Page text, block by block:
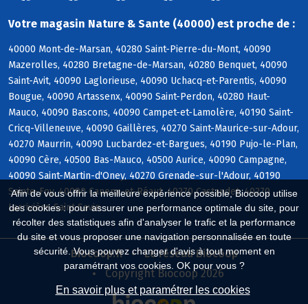
Afin de vous offrir la meilleure expérience possible, Biocoop utilise
des cookies : pour assurer une performance optimale du site, pour
récolter des statistiques afin d'analyser le trafic et la performance
du site et vous proposer une navigation personnalisée en toute
sécurité. Vous pouvez changer d'avis à tout moment en
paramétrant vos cookies. OK pour vous ?
En savoir plus et paramétrer les cookies
Votre magasin Nature & Sante (40000) est proche de :
40000 Mont-de-Marsan, 40280 Saint-Pierre-du-Mont, 40090
Mazerolles, 40280 Bretagne-de-Marsan, 40280 Benquet, 40090
Saint-Avit, 40090 Laglorieuse, 40090 Uchacq-et-Parentis, 40090
Bougue, 40090 Artassenx, 40090 Saint-Perdon, 40280 Haut-
Mauco, 40090 Bascons, 40090 Campet-et-Lamolère, 40190 Saint-
Cricq-Villeneuve, 40090 Gaillères, 40270 Saint-Maurice-sur-Adour,
40270 Maurrin, 40090 Lucbardez-et-Bargues, 40190 Pujo-le-Plan,
40090 Cère, 40500 Bas-Mauco, 40500 Aurice, 40090 Campagne,
40090 Saint-Martin-d'Oney, 40270 Grenade-sur-l'Adour, 40190
Sainte-Foy, 40090 Canenx-et-Réaut, 40270 Castandet, 40270
Larrivière-Saint-Savin
Biocoop.fr
Le réseau Biocoop
Copyright Biocoop 2026